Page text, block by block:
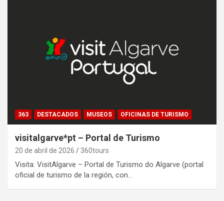
363 DESTACADOS MUSEOS OFICINAS DE TURISMO
visitalgarve*pt – Portal de Turismo
20 de abril de 2026 360tours
Visita: VisitAlgarve – Portal de Turismo do Algarve (portal
oficial de turismo de la región, con…